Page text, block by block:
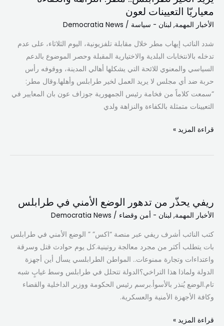
معياريّا التعيينات لعون
الأخبار المهمة, لبنان - سياسة /
Democratia News
شدد النائب إيهاب مطر خلال مقابلة تلفزيونية، اليوم الثلاثاء، على عدم
تدخله بالانتخابات البلدية والاختيارية المقبلة وحصر الموضوع بالدعم
السياسي والمعنوي للائحة التي يشكلها أهالي المدينة، ووقوفه رأس
حربة ضد أي مجلس لا يريد العمل لخير طرابلس وأهلها.وقال مطر:
“سمعت كلاماً من ⁧‫فخامة رئيس الجمهورية‬⁩ جوزاف عون بان المعايير في
التعيينات متمثلة بالكفاءة والنزاهة ولدي
يريد
الخير
لطرابلس..
مطر:
النزاهة
والكفاءة
معياريّا
التعيينات
لعون
قراءة المزيد »
ريفي يحذّر من تدهور الوضع الأمني في طرابلس
الأخبار المهمة, لبنان - أمن وقضاء /
Democratia News
كتب النائب أشرف ريفي عبر منصة “اكس” ” الوضع الأمني في طرابلس
بات يتطلب أكثر من مجرد معالجة روتينية.كل يوم حوادث قتل وسرقة
واعتداءات وتجارة ممنوعات.. المواطن الطرابلسي يسأل أين أجهزة
الدولة ولماذا هذا التراخي؟الدولة تتحلل في طرابلس وسط غيابٍ شبه
تام.الوضع يُنذر بالأسوأ.برسم رئيس الحكومة ووزير الداخلية والقضاء
وكافة الأجهزة الأمنية والعسكرية.
من
تدهور
طرابلس
قراءة المزيد »